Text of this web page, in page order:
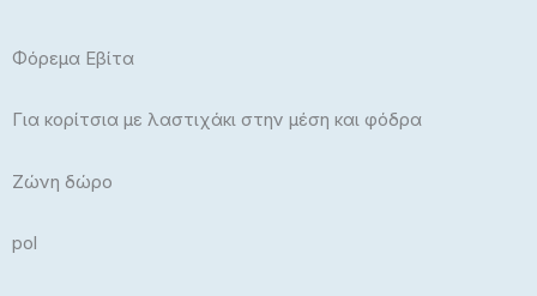
Φόρεμα Εβίτα
Για κορίτσια με λαστιχάκι στην μέση και φόδρα
Ζώνη δώρο
pol